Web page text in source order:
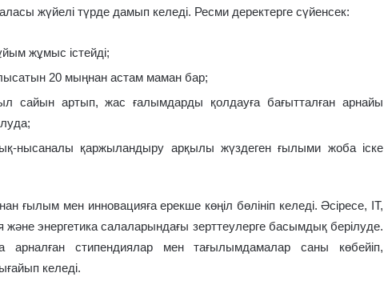
жүйелі түрде дамып келеді. Ресми деректерге сүйенсек:
жұмыс істейді;
20 мыңнан астам маман бар;
сайын артып, жас ғалымдарды қолдауға бағытталған арнайы
нысаналы қаржыландыру арқылы жүздеген ғылыми жоба іске
ғылым мен инновацияға ерекше көңіл бөлініп келеді. Әсіресе, IT,
және энергетика салаларындағы зерттеулерге басымдық берілуде.
стипендиялар мен тағылымдамалар саны көбейіп,
келеді.